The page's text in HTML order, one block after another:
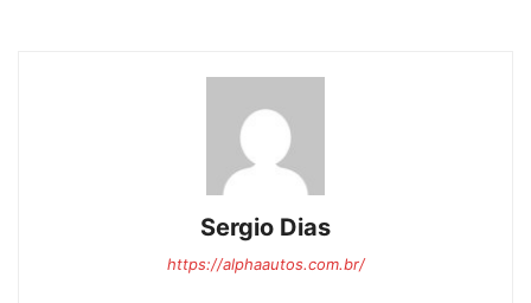
Sergio Dias
https://alphaautos.com.br/